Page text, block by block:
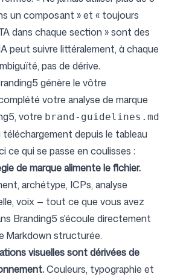
un composant » et « toujours
dans chaque section » sont des
peut suivre littéralement, à chaque
pas de dérive.
génère le vôtre
votre analyse de marque
, votre brand-guidelines.md
depuis le tableau
ce qui se passe en coulisses :
de marque alimente le fichier.
archétype, ICPs, analyse
voix — tout ce que vous avez
Branding5 s'écoule directement
Markdown structurée.
visuelles sont dérivées de
Couleurs, typographie et